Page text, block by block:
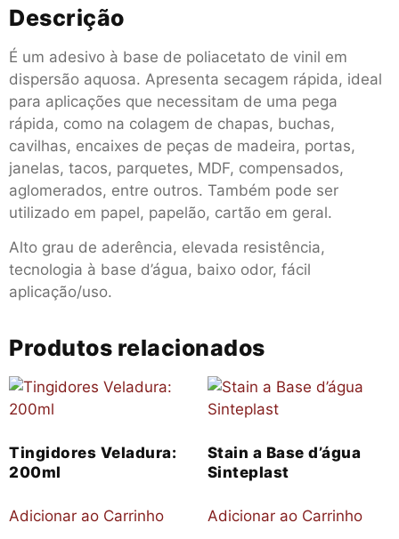
Descrição
É um adesivo à base de poliacetato de vinil em
dispersão aquosa. Apresenta secagem rápida, ideal
para aplicações que necessitam de uma pega
rápida, como na colagem de chapas, buchas,
cavilhas, encaixes de peças de madeira, portas,
janelas, tacos, parquetes, MDF, compensados,
aglomerados, entre outros. Também pode ser
utilizado em papel, papelão, cartão em geral.
Alto grau de aderência, elevada resistência,
tecnologia à base d’água, baixo odor, fácil
aplicação/uso.
Produtos relacionados
Tingidores Veladura:
200ml
Adicionar ao Carrinho
Stain a Base d’água
Sinteplast
Adicionar ao Carrinho